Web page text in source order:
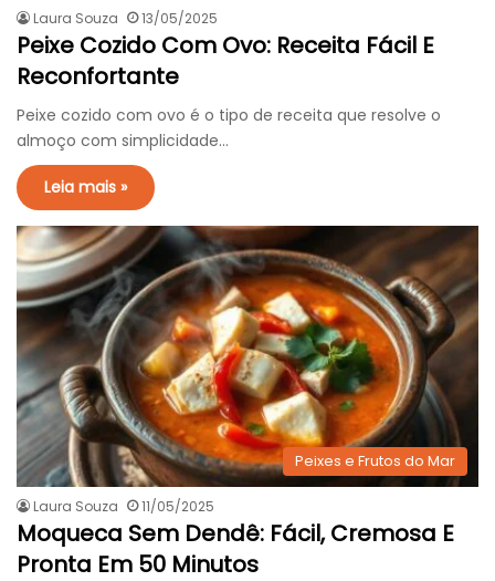
Laura Souza 13/05/2025
Peixe Cozido Com Ovo: Receita Fácil E
Reconfortante
Peixe cozido com ovo é o tipo de receita que resolve o
almoço com simplicidade…
Leia mais »
Peixes e Frutos do Mar
Laura Souza 11/05/2025
Moqueca Sem Dendê: Fácil, Cremosa E
Pronta Em 50 Minutos